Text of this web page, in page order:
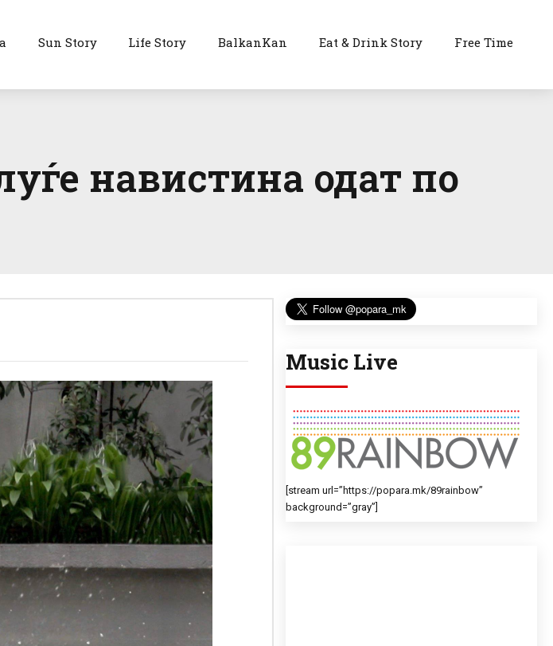
Sun Story Life Story BalkanKan Eat & Drink Story Free Time
навистина одат по
Music Live
[stream url=”https://popara.mk/89rainbow”
background=”gray”]